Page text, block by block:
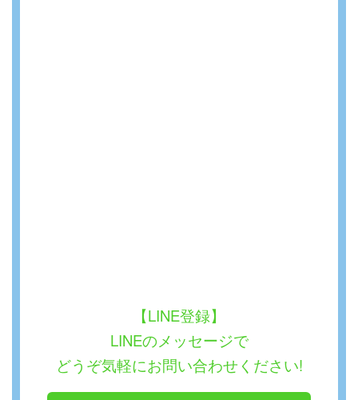
【LINE登録】
LINEのメッセージで
どうぞ気軽にお問い合わせください!